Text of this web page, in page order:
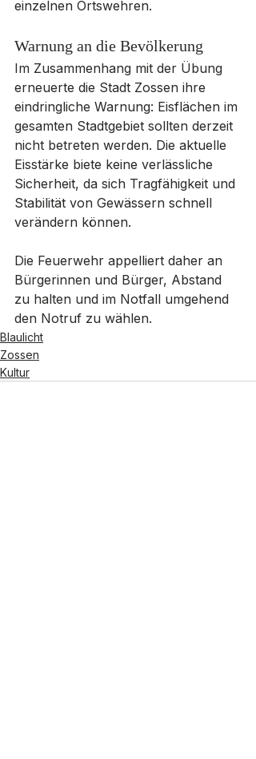
einzelnen Ortswehren.
Warnung an die Bevölkerung
Im Zusammenhang mit der Übung
erneuerte die Stadt Zossen ihre
eindringliche Warnung: Eisflächen im
gesamten Stadtgebiet sollten derzeit
nicht betreten werden. Die aktuelle
Eisstärke biete keine verlässliche
Sicherheit, da sich Tragfähigkeit und
Stabilität von Gewässern schnell
verändern können.
Die Feuerwehr appelliert daher an
Bürgerinnen und Bürger, Abstand
zu halten und im Notfall umgehend
den Notruf zu wählen.
Blaulicht
Zossen
Kultur